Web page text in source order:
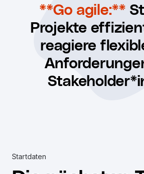
**Go agile:**
Projekte
reagiere
Startdaten